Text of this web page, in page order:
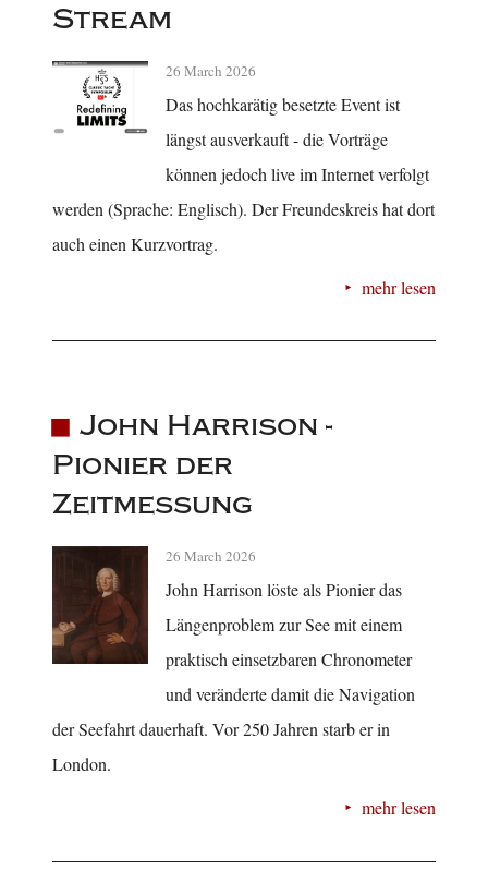
Stream
26 March 2026
Das hochkarätig besetzte Event ist
längst ausverkauft - die Vorträge
können jedoch live im Internet verfolgt
werden (Sprache: Englisch). Der Freundeskreis hat dort
auch einen Kurzvortrag.
mehr lesen
John Harrison -
Pionier der
Zeitmessung
26 March 2026
John Harrison löste als Pionier das
Längenproblem zur See mit einem
praktisch einsetzbaren Chronometer
und veränderte damit die Navigation
der Seefahrt dauerhaft. Vor 250 Jahren starb er in
London.
mehr lesen